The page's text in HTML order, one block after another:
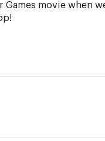
movie when